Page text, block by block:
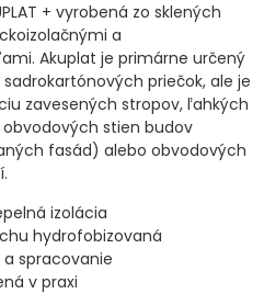
+ vyrobená zo sklených
a
Akuplat je primárne určený
priečok, ale je
zavesených stropov, ľahkých
stien budov
fasád) alebo obvodových
izolácia
hydrofobizovaná
spracovanie
v praxi